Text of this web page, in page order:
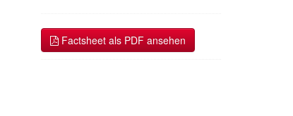
Factsheet als PDF ansehen